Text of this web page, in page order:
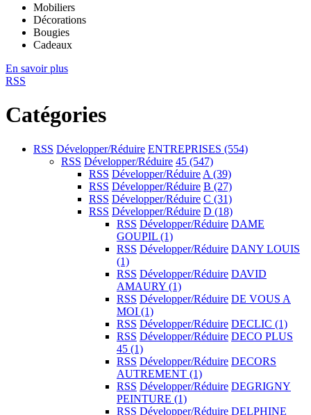
Mobiliers
Décorations
Bougies
Cadeaux
En savoir plus
RSS
Catégories
RSS Développer/Réduire ENTREPRISES (554)
RSS Développer/Réduire 45 (547)
RSS Développer/Réduire A (39)
RSS Développer/Réduire B (27)
RSS Développer/Réduire C (31)
RSS Développer/Réduire D (18)
RSS Développer/Réduire DAME
GOUPIL (1)
RSS Développer/Réduire DANY LOUIS
(1)
RSS Développer/Réduire DAVID
AMAURY (1)
RSS Développer/Réduire DE VOUS A
MOI (1)
RSS Développer/Réduire DECLIC (1)
RSS Développer/Réduire DECO PLUS
45 (1)
RSS Développer/Réduire DECORS
AUTREMENT (1)
RSS Développer/Réduire DEGRIGNY
PEINTURE (1)
RSS Développer/Réduire DELPHINE